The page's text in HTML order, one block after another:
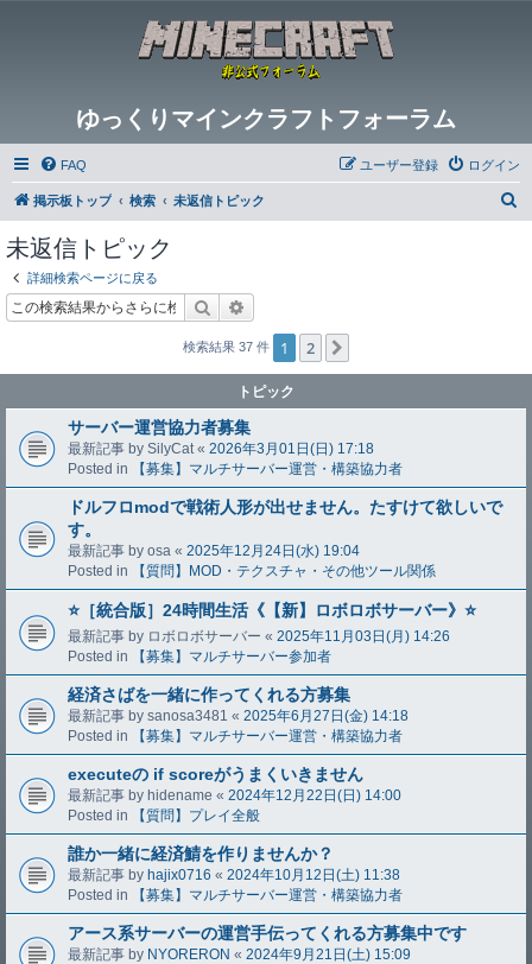
ゆっくりマインクラフトフォーラム
FAQ ログイン
ユーザー登録
掲示板トップ 検索 未返信トピック
未返信トピック
詳細検索ページに戻る
検索
検索結果 37 件 1 2
トピック
サーバー運営協力者募集
最新記事 by SilyCat « 2026年3月01日(日) 17:18
Posted in
【募集】マルチサーバー運営・構築協力者
ドルフロmodで戦術人形が出せません。たすけて欲しいで
す。
最新記事 by osa « 2025年12月24日(水) 19:04
Posted in
【質問】MOD・テクスチャ・その他ツール関係
⭐️［統合版］24時間生活《【新】ロボロボサーバー》⭐️
最新記事 by ロボロボサーバー « 2025年11月03日(月) 14:26
Posted in
【募集】マルチサーバー参加者
経済さばを一緒に作ってくれる方募集
最新記事 by sanosa3481 « 2025年6月27日(金) 14:18
Posted in
【募集】マルチサーバー運営・構築協力者
executeの if scoreがうまくいきません
最新記事 by hidename « 2024年12月22日(日) 14:00
Posted in
【質問】プレイ全般
誰か一緒に経済鯖を作りませんか？
最新記事 by hajix0716 « 2024年10月12日(土) 11:38
Posted in
【募集】マルチサーバー運営・構築協力者
アース系サーバーの運営手伝ってくれる方募集中です
最新記事 by NYORERON « 2024年9月21日(土) 15:09